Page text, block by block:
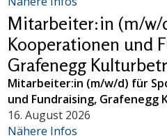
Mitarbeiter:in (m/w/
Kooperationen und
Grafenegg
Mitarbeiter:in (m/w/d) für
und Fundraising, Grafenegg
16. August 2026
Nähere Infos